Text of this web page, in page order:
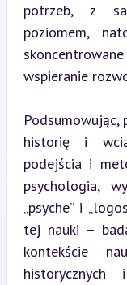
potrzeb, z
poziomem,
wspieranie
historię i
podejścia i
psychologia,
„psyche” i
tej nauki –
kontekście